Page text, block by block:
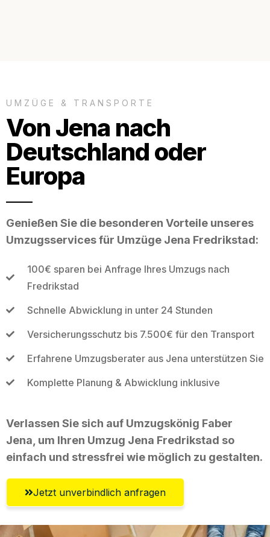
UMZÜGE & TRANSPORTE
Von Jena nach
Deutschland oder
Europa
Genießen Sie die besonderen Vorteile unseres
Umzugsservices für Umzüge Jena Fredrikstad:
100€ sparen bei Anfrage Ihres Umzugs nach
Fredrikstad
Schnelle Abwicklung in unter 24 Stunden
Versicherungsschutz bis 7.500€ für den Transport
Erfahrene Umzugsberater aus Jena unterstützen Sie
Komplette Planung & Abwicklung inklusive
Verlassen Sie sich auf Umzugskönig Faber
Jena, um Ihren Umzug Jena Fredrikstad so
einfach und stressfrei wie möglich zu gestalten.
Jetzt unverbindlich anfragen